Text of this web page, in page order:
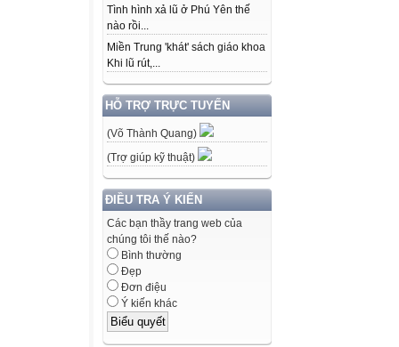
Tình hình xả lũ ở Phú Yên thế
nào rồi...
Miền Trung 'khát' sách giáo khoa
Khi lũ rút,...
HỖ TRỢ TRỰC TUYẾN
(Võ Thành Quang)
(Trợ giúp kỹ thuật)
ĐIỀU TRA Ý KIẾN
Các bạn thầy trang web của
chúng tôi thế nào?
Bình thường
Đẹp
Đơn điệu
Ý kiến khác